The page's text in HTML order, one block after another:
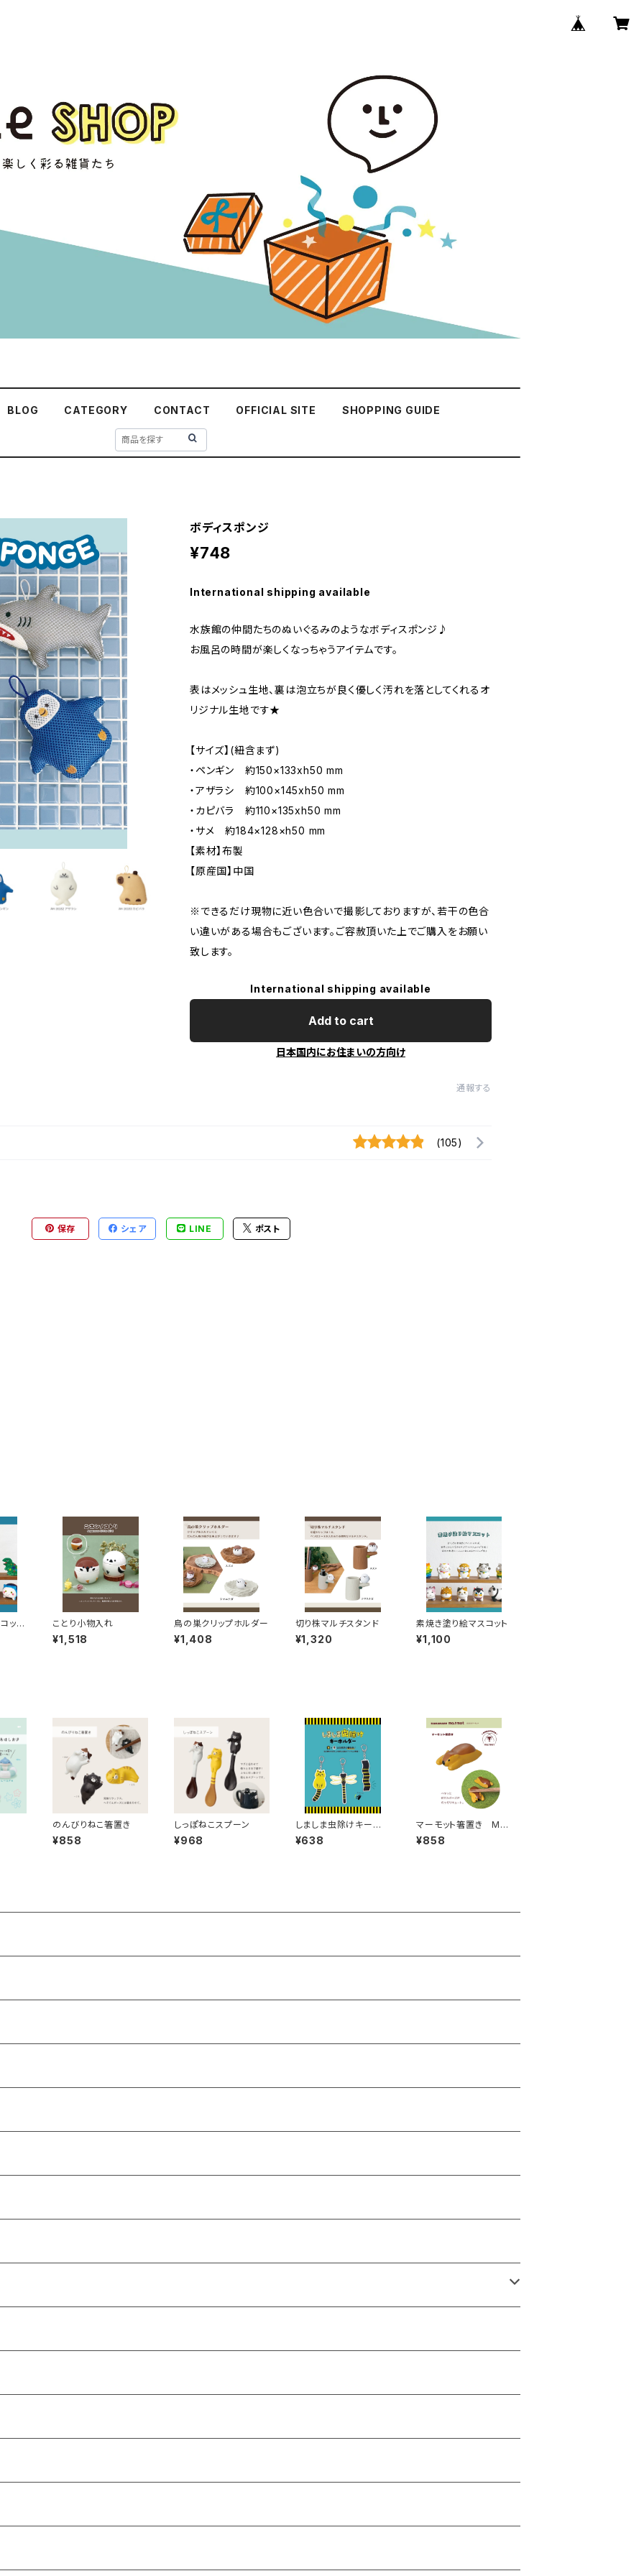
BLOG CATEGORY CONTACT OFFICIAL SITE SHOPPING GUIDE
ボディスポンジ
¥748
International shipping available
水族館の仲間たちのぬいぐるみのようなボディスポンジ♪
お風呂の時間が楽しくなっちゃうアイテムです。
表はメッシュ生地、裏は泡立ちが良く優しく汚れを落としてくれるオ
リジナル生地です★
【サイズ】(紐含まず)
・ペンギン 約150×133xh50 mm
・アザラシ 約100×145xh50 mm
・カピバラ 約110×135xh50 mm
・サメ 約184×128×h50 mm
【素材】布製
【原産国】中国
※できるだけ現物に近い色合いで撮影しておりますが、若干の色合
い違いがある場合もございます。ご容赦頂いた上でご購入をお願い
致します。
International shipping available
Add to cart
日本国内にお住まいの方向け
通報する
(105)
保存 シェア LINE ポスト
ット ことり小物入れ
¥1,518
鳥の巣クリップホルダー
¥1,408
切り株マルチスタンド
¥1,320
素焼き塗り絵マスコット
¥1,100
のんびりねこ箸置き
¥858
しっぽねこスプーン
¥968
しましま虫除けキーホ
ルダー
¥638
マーモット箸置き MG
-95711
¥858